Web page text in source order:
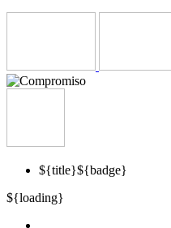
${title}${badge}
${loading}